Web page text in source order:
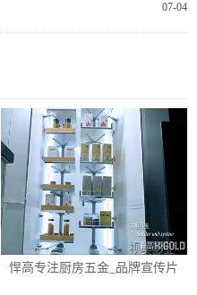
07-04
悍高专注厨房五金_品牌宣传片